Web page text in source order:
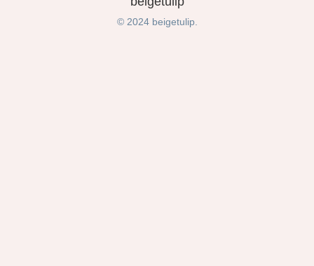
© 2024 beigetulip.